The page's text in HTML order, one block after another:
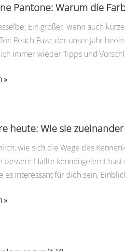
Pantone: Warum die
Ein großer, wenn auch
Peach Fuzz, der unser Jahr
immer wieder Tipps und
»
heute: Wie sie
wie sich die Wege des
bessere Hälfte kennengelernt
es interessant für dich sein,
»